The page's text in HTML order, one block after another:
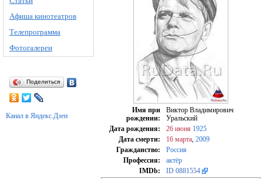
Афиша кинотеатров
Телепрограмма
Фотогалереи
Поделиться
Канал в Яндекс.Дзен
Имя при
рождении:
Виктор Владимирович
Уральский
Дата рождения:
26 июня 1925
Дата смерти:
16 марта 2009
Гражданство:
Россия
Профессия:
актёр
IMDb:
ID 0881554